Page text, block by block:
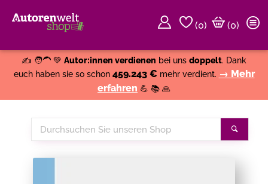
(0)
(0)
✍️ 🧑‍🦱 💚 Autor:innen verdienen bei uns doppelt. Dank
euch haben sie so schon 459.243 € mehr verdient. → Mehr
erfahren 💪 📚 🙏
Durchsuchen
Sie